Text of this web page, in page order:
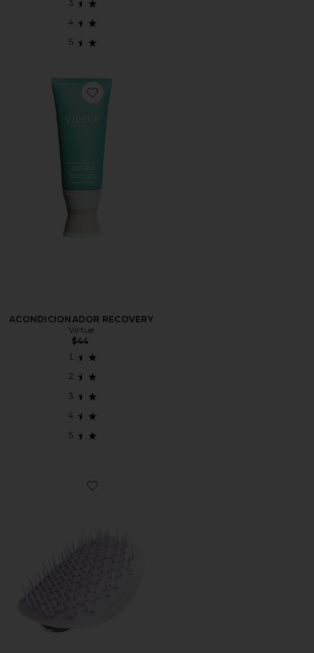
Favorite ACONDICIONADOR RECOVERY
ACONDICIONADOR RECOVERY
Virtue
$44
Favorite CEPILLO PARA PEINADO CON VOLUMEN